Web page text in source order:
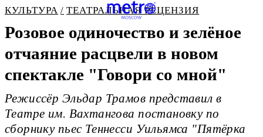
КУЛЬТУРА ТЕАТРАЛЬНАЯ РЕЦЕНЗИЯ
Розовое одиночество и зелёное
отчаяние расцвели в новом
спектакле "Говори со мной"
Режиссёр Эльдар Трамов представил в
Театре им. Вахтангова постановку по
сборнику пьес Теннесси Уильямса "Пятёрка